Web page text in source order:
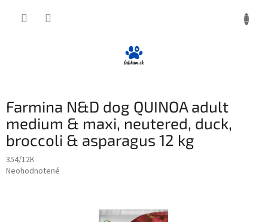
Farmina N&D dog QUINOA adult
medium & maxi, neutered, duck,
broccoli & asparagus 12 kg
354/12K
Priemerné
Neohodnotené